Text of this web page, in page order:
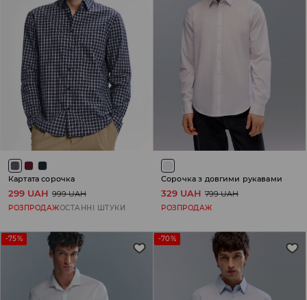
Картата сорочка
299 UAH 999 UAH
РОЗПРОДАЖОСТАННІ ШТУКИ
Сорочка з довгими рукавами
329 UAH 799 UAH
РОЗПРОДАЖ
-75% -70%